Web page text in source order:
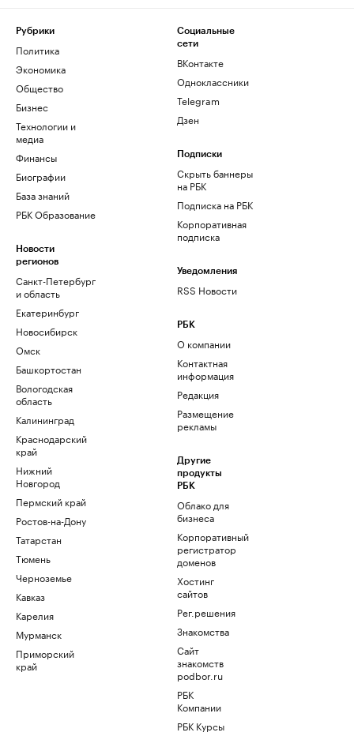
Рубрики
Политика
Экономика
Общество
Бизнес
Технологии и
медиа
Финансы
Биографии
База знаний
РБК Образование
Новости
регионов
Санкт-Петербург
и область
Екатеринбург
Новосибирск
Омск
Башкортостан
Вологодская
область
Калининград
Краснодарский
край
Нижний
Новгород
Пермский край
Ростов-на-Дону
Татарстан
Тюмень
Черноземье
Кавказ
Карелия
Мурманск
Приморский
край
Социальные
сети
ВКонтакте
Одноклассники
Telegram
Дзен
Подписки
Скрыть баннеры
на РБК
Подписка на РБК
Корпоративная
подписка
Уведомления
RSS Новости
РБК
О компании
Контактная
информация
Редакция
Размещение
рекламы
Другие
продукты
РБК
Облако для
бизнеса
Корпоративный
регистратор
доменов
Хостинг
сайтов
Рег.решения
Знакомства
Сайт
знакомств
podbor.ru
РБК
Компании
РБК Курсы